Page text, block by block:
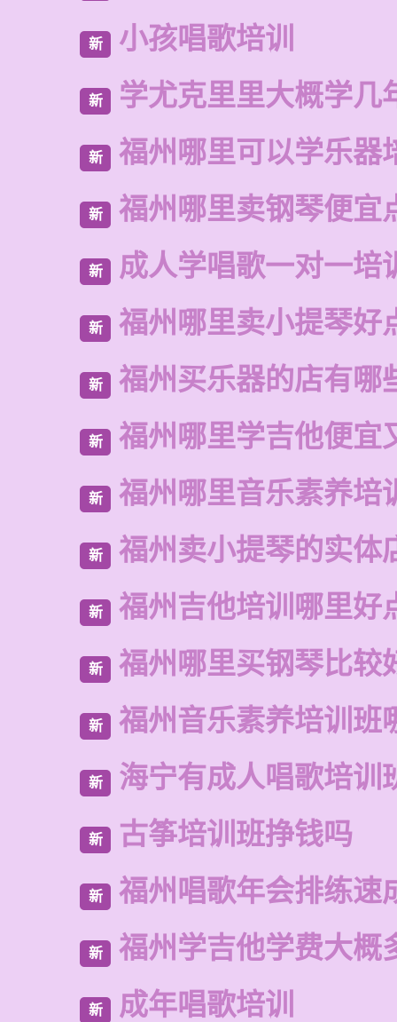
新 小孩唱歌培训
新 学尤克里里大概学几
新 福州哪里可以学乐器
新 福州哪里卖钢琴便宜
新 成人学唱歌一对一培
新 福州哪里卖小提琴好
新 福州买乐器的店有哪
新 福州哪里学吉他便宜
新 福州哪里音乐素养培
新 福州卖小提琴的实体
新 福州吉他培训哪里好
新 福州哪里买钢琴比较
新 福州音乐素养培训班
新 海宁有成人唱歌培训
新 古筝培训班挣钱吗
新 福州唱歌年会排练速
新 福州学吉他学费大概
新 成年唱歌培训